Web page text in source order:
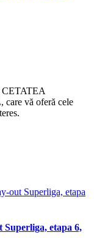
CETATEA
vă oferă cele
etapa 6,